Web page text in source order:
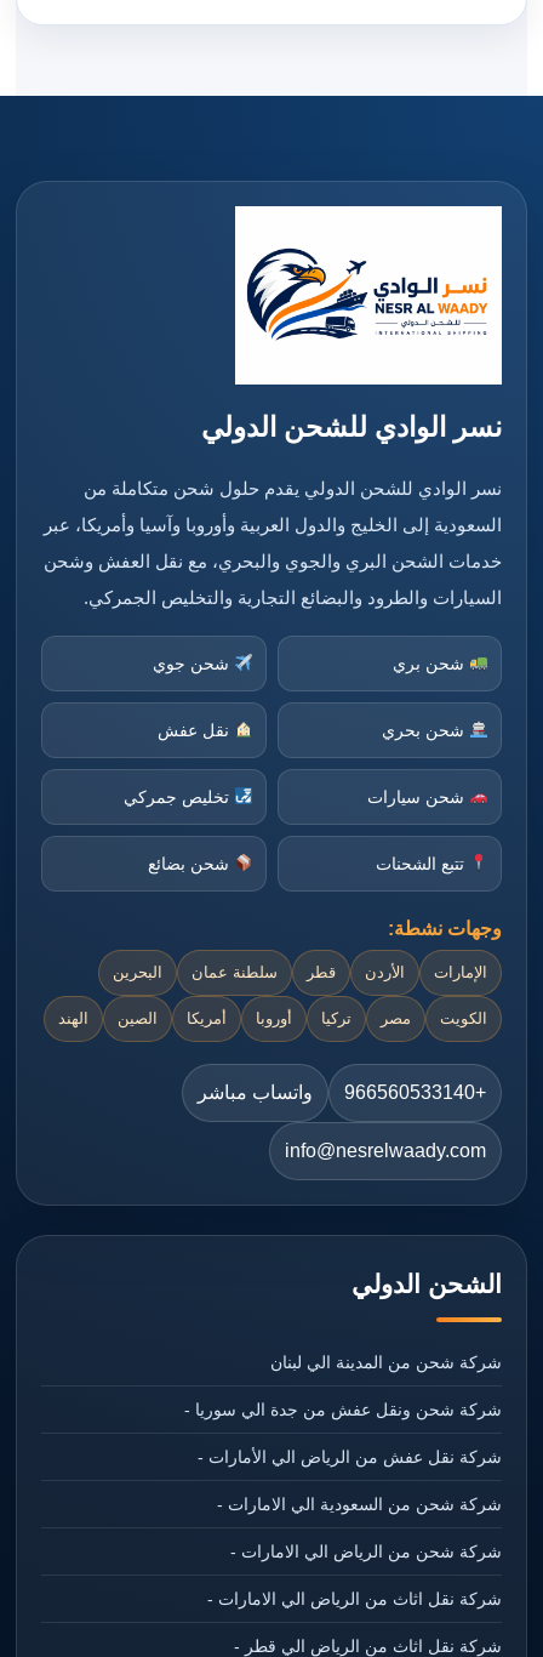
نسر الوادي للشحن الدولي
نسر الوادي للشحن الدولي يقدم حلول شحن متكاملة من
السعودية إلى الخليج والدول العربية وأوروبا وآسيا وأمريكا، عبر
خدمات الشحن البري والجوي والبحري، مع نقل العفش وشحن
السيارات والطرود والبضائع التجارية والتخليص الجمركي.
شحن بري شحن جوي
شحن بحري نقل عفش
شحن سيارات تخليص جمركي
تتبع الشحنات شحن بضائع
وجهات نشطة:
الإمارات الأردن قطر سلطنة عمان البحرين
الكويت مصر تركيا أوروبا أمريكا الصين الهند
+966560533140 واتساب مباشر
info@nesrelwaady.com
الشحن الدولي
شركة شحن من المدينة الي لبنان
شركة شحن ونقل عفش من جدة الي سوريا -
شركة نقل عفش من الرياض الي الأمارات -
شركة شحن من السعودية الي الامارات -
شركة شحن من الرياض الي الامارات -
شركة نقل اثاث من الرياض الي الامارات -
شركة نقل اثاث من الرياض الي قطر -